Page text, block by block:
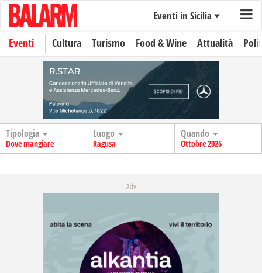
Eventi in Sicilia
Eventi Cultura Turismo Food & Wine Attualità
Tipologia
Dove mangiare
Luogo
Ragusa
Quando
Ottobre 2026
Adv